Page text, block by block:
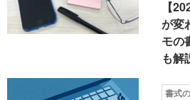
【
が変
モの
も解
書式